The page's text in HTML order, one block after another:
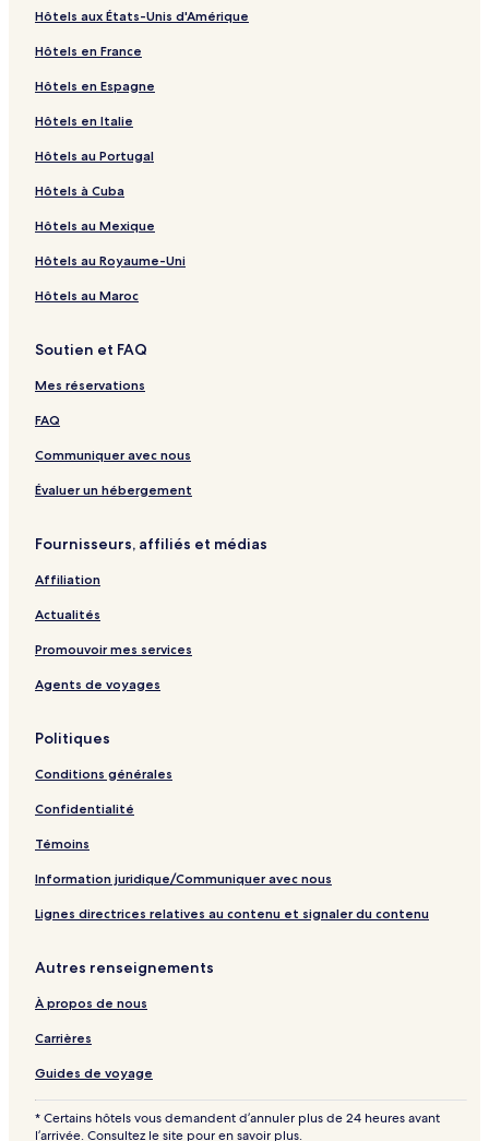
Hôtels aux États-Unis d'Amérique
Hôtels en France
Hôtels en Espagne
Hôtels en Italie
Hôtels au Portugal
Hôtels à Cuba
Hôtels au Mexique
Hôtels au Royaume-Uni
Hôtels au Maroc
Soutien et FAQ
Mes réservations
FAQ
Communiquer avec nous
Évaluer un hébergement
Fournisseurs, affiliés et médias
Affiliation
Actualités
Promouvoir mes services
Agents de voyages
Politiques
Conditions générales
Confidentialité
Témoins
Information juridique/Communiquer avec nous
Lignes directrices relatives au contenu et signaler du contenu
Autres renseignements
À propos de nous
Carrières
Guides de voyage
* Certains hôtels vous demandent d’annuler plus de 24 heures avant
l’arrivée. Consultez le site pour en savoir plus.